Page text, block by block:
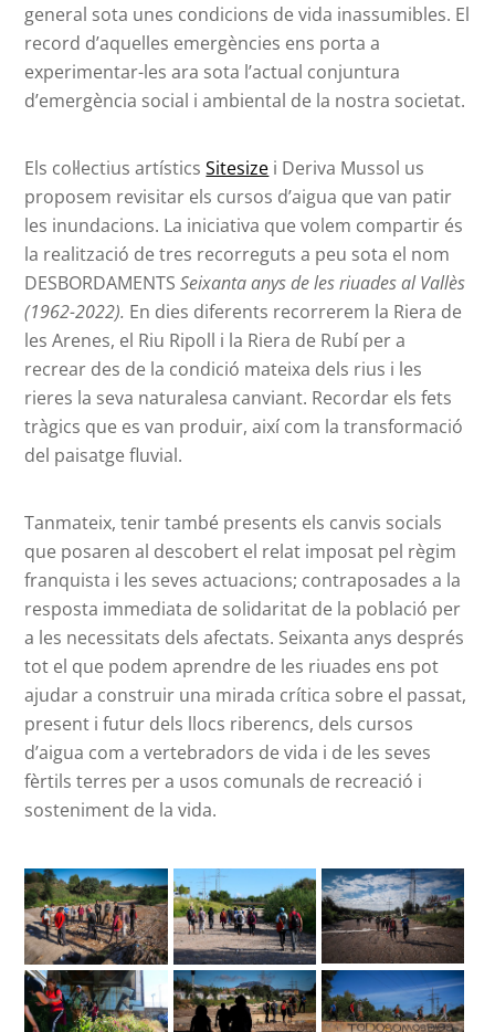
general sota unes condicions de vida inassumibles. El
record d’aquelles emergències ens porta a
experimentar-les ara sota l’actual conjuntura
d’emergència social i ambiental de la nostra societat.
Els col·lectius artísticsSitesize i Deriva Mussol us
proposem revisitar els cursos d’aigua que van patir
les inundacions. La iniciativa que volem compartir és
la realització de tres recorreguts a peu sota el nom
DESBORDAMENTSSeixanta anys de les riuades al Vallès
(1962-2022). En dies diferents recorrerem la Riera de
les Arenes, el Riu Ripoll i la Riera de Rubí per a
recrear des de la condició mateixa dels rius i les
rieres la seva naturalesa canviant. Recordar els fets
tràgics que es van produir, així com la transformació
del paisatge fluvial.
Tanmateix, tenir també presents els canvis socials
que posaren al descobert el relat imposat pel règim
franquista i les seves actuacions; contraposades a la
resposta immediata de solidaritat de la població per
a les necessitats dels afectats. Seixanta anys després
tot el que podem aprendre de les riuades ens pot
ajudar a construir una mirada crítica sobre el passat,
present i futur dels llocs riberencs, dels cursos
d’aigua com a vertebradors de vida i de les seves
fèrtils terres per a usos comunals de recreació i
sosteniment de la vida.